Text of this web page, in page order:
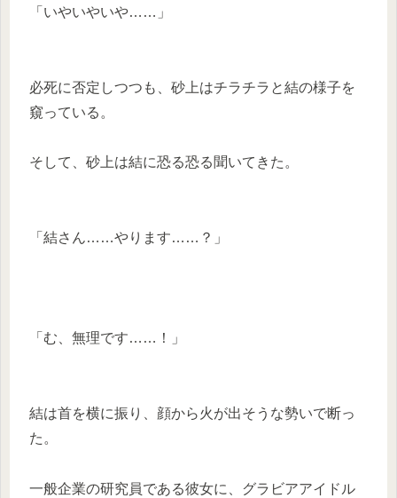
「いやいやいや……」
必死に否定しつつも、砂上はチラチラと結の様子を
窺っている。
そして、砂上は結に恐る恐る聞いてきた。
「結さん……やります……？」
「む、無理です……！」
結は首を横に振り、顔から火が出そうな勢いで断っ
た。
一般企業の研究員である彼女に、グラビアアイドル